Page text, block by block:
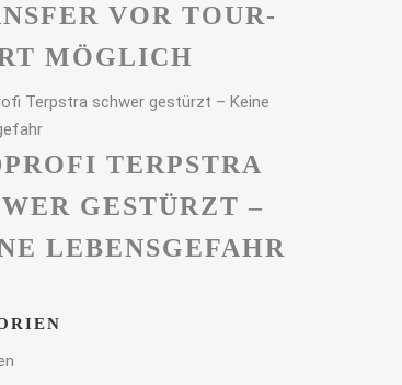
VOR TOUR-
MÖGLICH
TERPSTRA
GESTÜRZT –
LEBENSGEFAHR